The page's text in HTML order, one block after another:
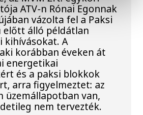
ATV-n Rónai Egonnak
vázolta fel a Paksi
előtt álló példátlan
kihívásokat. A
korábban éveken át
energetikai
és a paksi blokkok
arra figyelmeztet: az
üzemállapotban van,
nem tervezték.